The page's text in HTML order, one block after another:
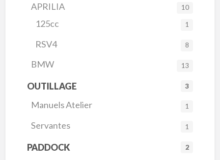
APRILIA 10
125cc 1
RSV4 8
BMW 13
OUTILLAGE 3
Manuels Atelier 1
Servantes 1
PADDOCK 2